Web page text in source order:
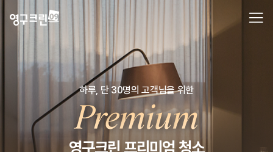
하루, 단 30명의 고객님을 위한
영구크린 프리미엄 청소